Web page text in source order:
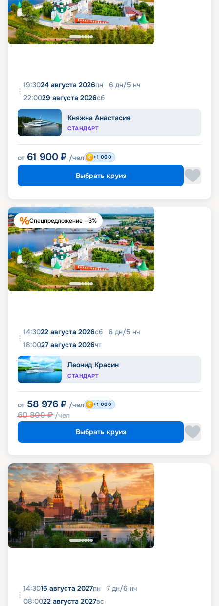
19:3024 августа 2026пн 6 дн/5 нч
22:0029 августа 2026сб
Княжна Анастасия
СТАНДАРТ
от 61 900 ₽ /чел +1 000
Выбрать круиз
Спецпредложение - 3%
14:3022 августа 2026сб 6 дн/5 нч
18:0027 августа 2026чт
Леонид Красин
СТАНДАРТ
от 58 976 ₽ /чел
60 800₽ /чел
+1 000
Выбрать круиз
14:3016 августа 2027пн 7 дн/6 нч
08:0022 августа 2027вс